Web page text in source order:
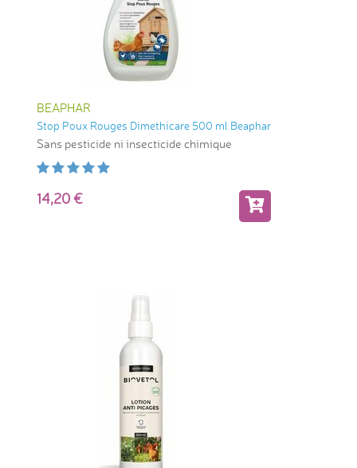
BEAPHAR
Stop Poux Rouges Dimethicare 500 ml Beaphar
Sans pesticide ni insecticide chimique
14,20